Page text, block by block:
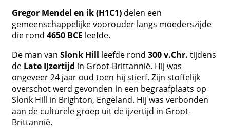
Gregor Mendel en ik (H1C1) delen een
gemeenschappelijke voorouder langs moederszijde
die rond 4650 BCE leefde.
De man van Slonk Hill leefde rond 300 v.Chr. tijdens
de Late IJzertijd in Groot-Brittannië. Hij was
ongeveer 24 jaar oud toen hij stierf. Zijn stoffelijk
overschot werd gevonden in een begraafplaats op
Slonk Hill in Brighton, Engeland. Hij was verbonden
aan de culturele groep uit de ijzertijd in Groot-
Brittannië.